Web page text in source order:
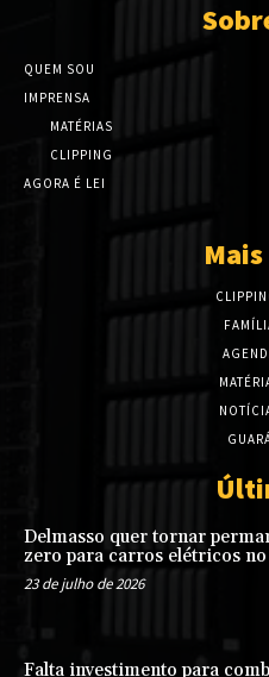
QUEM SOU
IMPRENSA
MATÉRIAS
CLIPPING
AGORA É LEI
Delmasso quer tornar
zero para carros elétricos no
23 de julho de 2026
Falta investimento para